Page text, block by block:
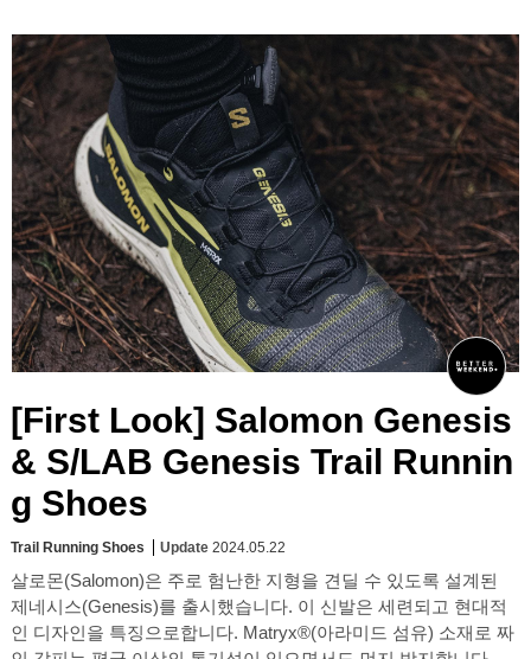
[First Look] Salomon Genesis
& S/LAB Genesis Trail Runnin
g Shoes
Trail Running Shoes Update 2024.05.22
살로몬(Salomon)은 주로 험난한 지형을 견딜 수 있도록 설계된
제네시스(Genesis)를 출시했습니다. 이 신발은 세련되고 현대적
인 디자인을 특징으로합니다. Matryx®(아라미드 섬유) 소재로 짜